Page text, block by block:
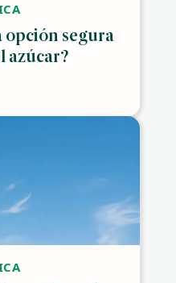
opción segura
azúcar?